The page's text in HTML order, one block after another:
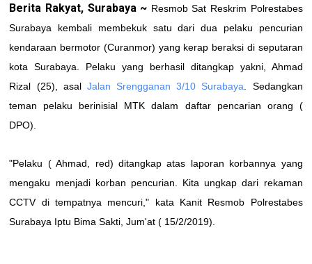
Berita Rakyat, Surabaya ~ Resmob Sat Reskrim Polrestabes
Surabaya kembali membekuk satu dari dua pelaku pencurian
kendaraan bermotor (Curanmor) yang kerap beraksi di seputaran
kota Surabaya. Pelaku yang berhasil ditangkap yakni, Ahmad
Rizal (25), asal Jalan Srengganan 3/10 Surabaya . Sedangkan
teman pelaku berinisial MTK dalam daftar pencarian orang (
DPO).
"Pelaku ( Ahmad, red) ditangkap atas laporan korbannya yang
mengaku menjadi korban pencurian. Kita ungkap dari rekaman
CCTV di tempatnya mencuri," kata Kanit Resmob Polrestabes
Surabaya Iptu Bima Sakti, Jum'at ( 15/2/2019).